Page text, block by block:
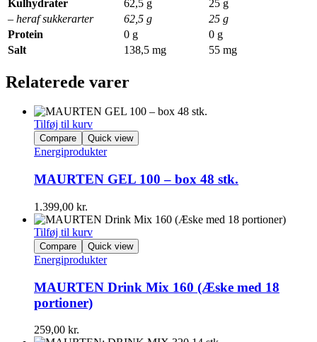
Kulhydrater
62,5 g
25 g
– heraf sukkerarter
62,5 g
25 g
Protein
0 g
0 g
Salt
138,5 mg 55 mg
Relaterede varer
Tilføj til kurv
Compare Quick view
Energiprodukter
MAURTEN GEL 100 – box 48 stk.
1.399,00 kr.
Tilføj til kurv
Compare Quick view
Energiprodukter
MAURTEN Drink Mix 160 (Æske med 18
portioner)
259,00 kr.